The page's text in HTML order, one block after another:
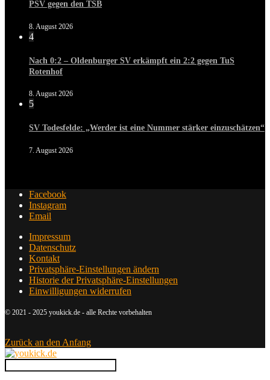
PSV gegen den TSB
8. August 2026
4
Nach 0:2 – Oldenburger SV erkämpft ein 2:2 gegen TuS
Rotenhof
8. August 2026
5
SV Todesfelde: „Werder ist eine Nummer stärker einzuschätzen“
7. August 2026
Facebook
Instagram
Email
Impressum
Datenschutz
Kontakt
Privatsphäre-Einstellungen ändern
Historie der Privatsphäre-Einstellungen
Einwilligungen widerrufen
© 2021 - 2025 youkick.de - alle Rechte vorbehalten
Zurück an den Anfang